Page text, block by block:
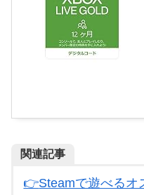
関連記事
👉Steamで遊べるオ